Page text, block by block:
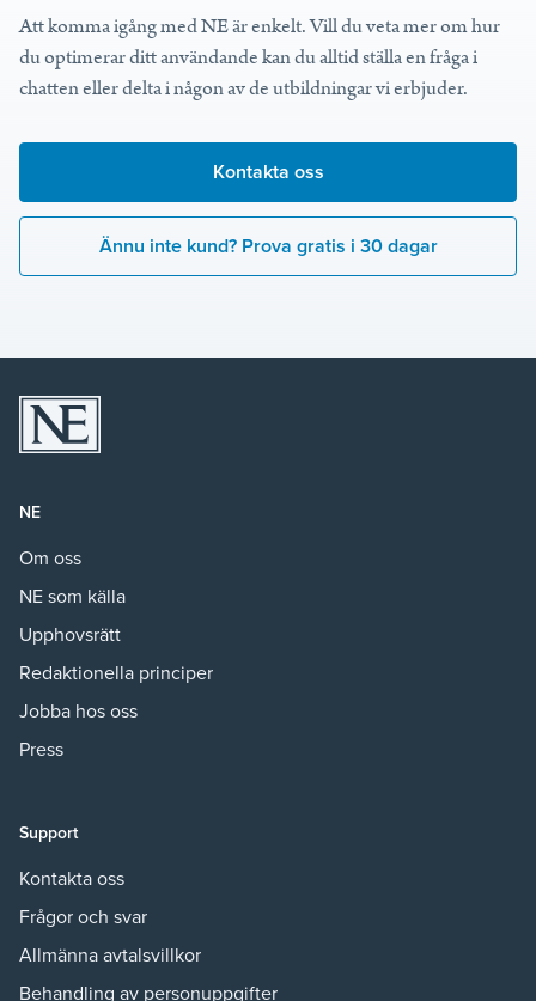
Att komma igång med NE är enkelt. Vill du veta mer om hur
du optimerar ditt användande kan du alltid ställa en fråga i
chatten eller delta i någon av de utbildningar vi erbjuder.
Kontakta oss
Ännu inte kund? Prova gratis i 30 dagar
NE
Om oss
NE som källa
Upphovsrätt
Redaktionella principer
Jobba hos oss
Press
Support
Kontakta oss
Frågor och svar
Allmänna avtalsvillkor
Behandling av personuppgifter